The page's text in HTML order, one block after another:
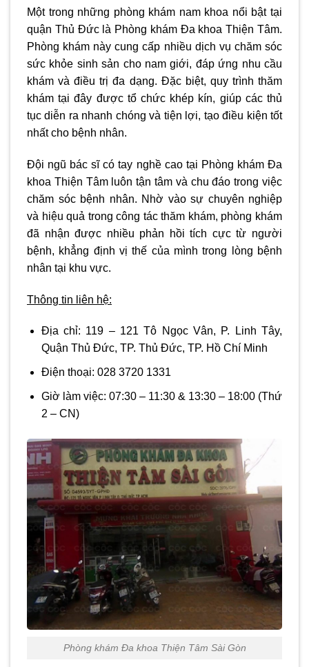
Một trong những phòng khám nam khoa nổi bật tại
quận Thủ Đức là Phòng khám Đa khoa Thiện Tâm.
Phòng khám này cung cấp nhiều dịch vụ chăm sóc
sức khỏe sinh sản cho nam giới, đáp ứng nhu cầu
khám và điều trị đa dạng. Đặc biệt, quy trình thăm
khám tại đây được tổ chức khép kín, giúp các thủ
tục diễn ra nhanh chóng và tiện lợi, tạo điều kiện tốt
nhất cho bệnh nhân.
Đội ngũ bác sĩ có tay nghề cao tại Phòng khám Đa
khoa Thiện Tâm luôn tận tâm và chu đáo trong việc
chăm sóc bệnh nhân. Nhờ vào sự chuyên nghiệp
và hiệu quả trong công tác thăm khám, phòng khám
đã nhận được nhiều phản hồi tích cực từ người
bệnh, khẳng định vị thế của mình trong lòng bệnh
nhân tại khu vực.
Thông tin liên hệ:
Địa chỉ: 119 – 121 Tô Ngọc Vân, P. Linh Tây,
Quận Thủ Đức, TP. Thủ Đức, TP. Hồ Chí Minh
Điện thoại: 028 3720 1331
Giờ làm việc: 07:30 – 11:30 & 13:30 – 18:00 (Thứ
2 – CN)
Phòng khám Đa khoa Thiện Tâm Sài Gòn